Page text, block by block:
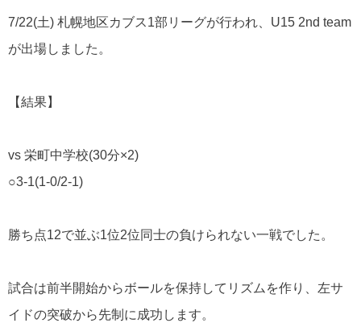
7/22(土) 札幌地区カブス 1部リーグが行われ、 U15 2nd team
が出場しました。
【結果】
vs 栄町中学校(30分×2)
○3-1(1-0/2-1)
勝ち点12で並ぶ1位2位同士の負けられない一戦でした。
試合は前半開始からボールを保持してリズムを作り、左サ
イドの突破から先制に成功します。